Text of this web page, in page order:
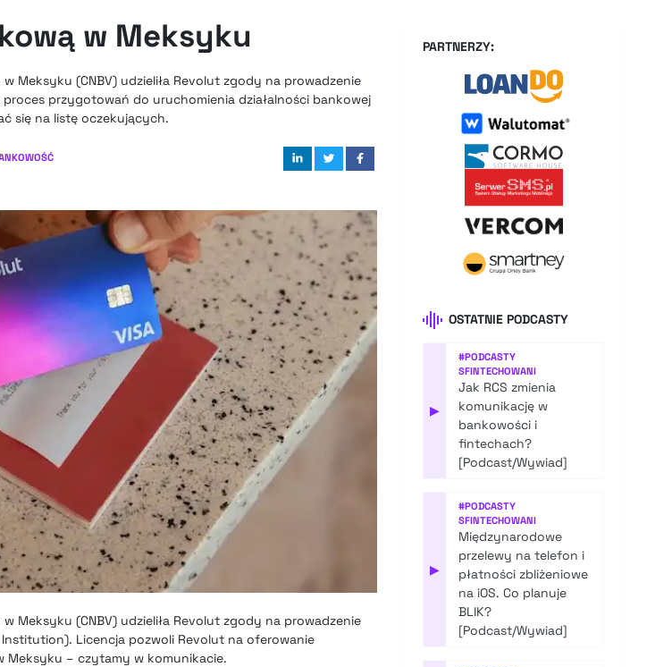
w Meksyku
Meksyku (CNBV) udzieliła Revolut zgody na prowadzenie
przygotowań do uruchomienia działalności bankowej
się na listę oczekujących.
Meksyku (CNBV) udzieliła Revolut zgody na prowadzenie
Licencja pozwoli Revolut na oferowanie
Meksyku – czytamy w komunikacie.
PARTNERZY:
OSTATNIE PODCASTY
▶
#PODCASTY
SFINTECHOWANI
Jak RCS zmienia
komunikację w
bankowości i
fintechach?
[Podcast/Wywiad]
▶
#PODCASTY
SFINTECHOWANI
Międzynarodowe
przelewy na telefon i
płatności zbliżeniowe
na iOS. Co planuje
BLIK?
[Podcast/Wywiad]